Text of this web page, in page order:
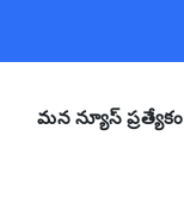
మన న్యూస్ ప్రత్యేకం